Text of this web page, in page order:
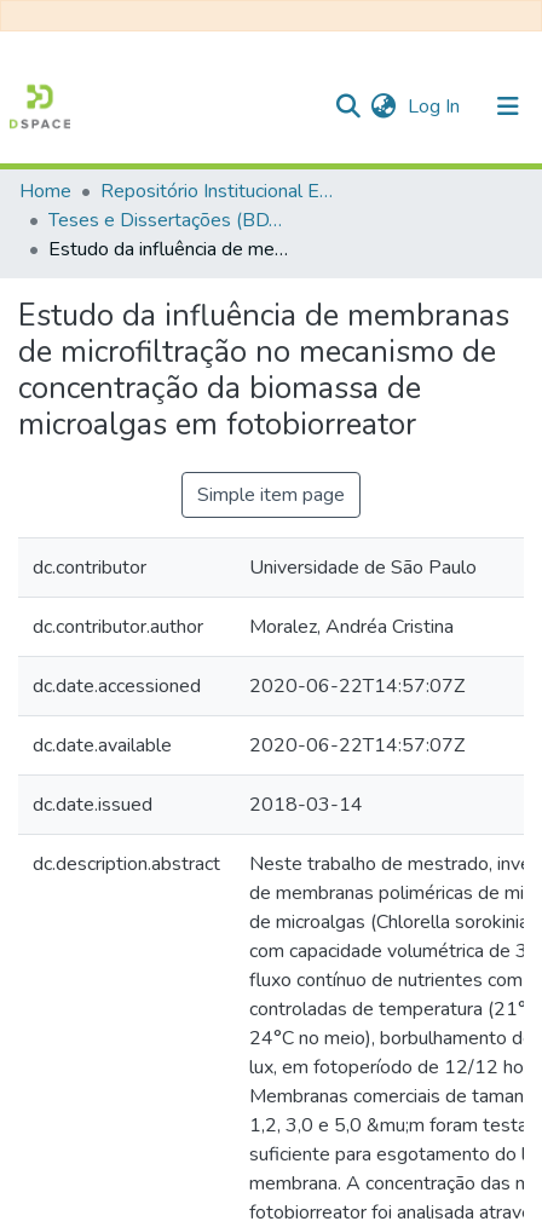
Log In (current)
Communities & Collections
All of DSpace
Statistics
Home
Repositório Institucional EESC
Teses e Dissertações (BDTD USP)
Estudo da influência de membranas de microfiltração no mecanismo de concentração da biomassa de microalgas em fotobiorreator
Estudo da influência de membranas
de microfiltração no mecanismo de
concentração da biomassa de
microalgas em fotobiorreator
Simple item page
dc.contributor Universidade de São Paulo
dc.contributor.author Moralez, Andréa Cristina
dc.date.accessioned 2020-06-22T14:57:07Z
dc.date.available 2020-06-22T14:57:07Z
dc.date.issued 2018-03-14
dc.description.abstract
Neste trabalho de mestrado,
de membranas poliméricas de
de microalgas (Chlorella
com capacidade volumétrica de
fluxo contínuo de nutrientes com
controladas de temperatura
24°C no meio), borbulhamento
lux, em fotoperíodo de 12/12
Membranas comerciais de
1,2, 3,0 e 5,0 &mu;m foram
suficiente para esgotamento do
membrana. A concentração das
fotobiorreator foi analisada